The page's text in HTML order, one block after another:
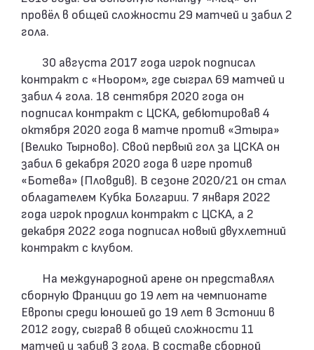
провёл в общей сложности 29 матчей и забил 2
гола.
30 августа 2017 года игрок подписал
контракт с «Ньором», где сыграл 69 матчей и
забил 4 гола. 18 сентября 2020 года он
подписал контракт с ЦСКА, дебютировав 4
октября 2020 года в матче против «Этыра»
(Велико Тырново). Свой первый гол за ЦСКА он
забил 6 декабря 2020 года в игре против
«Ботева» (Пловдив). В сезоне 2020/21 он стал
обладателем Кубка Болгарии. 7 января 2022
года игрок продлил контракт с ЦСКА, а 2
декабря 2022 года подписал новый двухлетний
контракт с клубом.
На международной арене он представлял
сборную Франции до 19 лет на чемпионате
Европы среди юношей до 19 лет в Эстонии в
2012 году, сыграв в общей сложности 11
матчей и забив 3 гола. В составе сборной